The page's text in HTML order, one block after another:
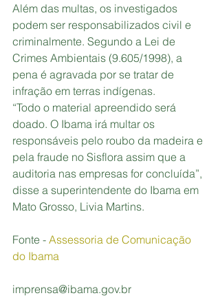
Além das multas, os investigados
podem ser responsabilizados civil e
criminalmente. Segundo a Lei de
Crimes Ambientais (9.605/1998), a
pena é agravada por se tratar de
infração em terras indígenas.
“Todo o material apreendido será
doado. O Ibama irá multar os
responsáveis pelo roubo da madeira e
pela fraude no Sisflora assim que a
auditoria nas empresas for concluída”,
disse a superintendente do Ibama em
Mato Grosso, Livia Martins.
Fonte - Assessoria de Comunicação
do Ibama
imprensa@ibama.gov.br